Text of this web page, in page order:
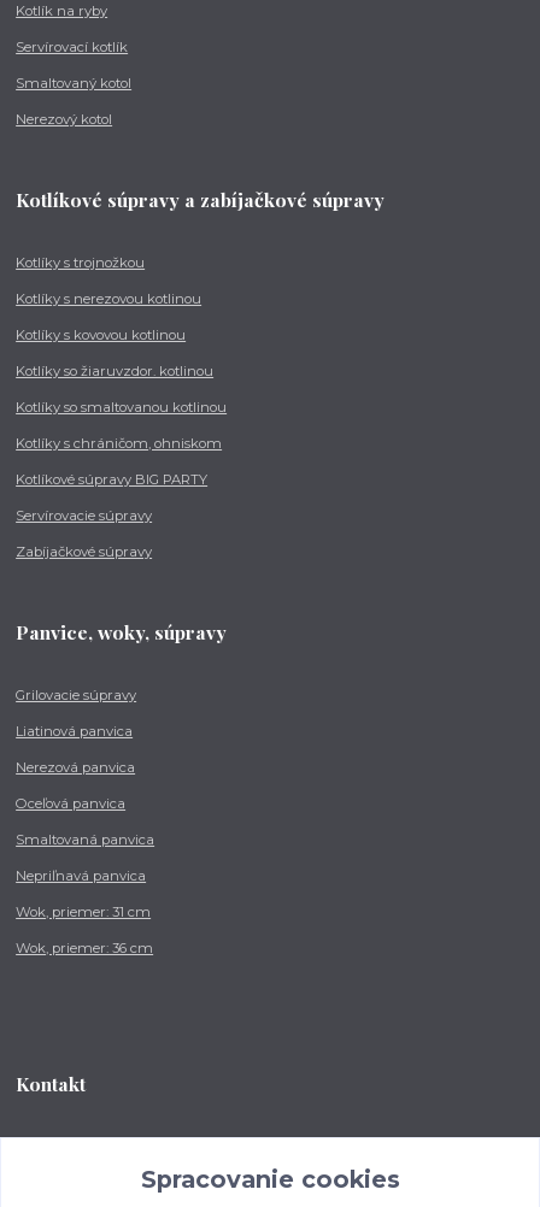
Kotlík na ryby
Servírovací kotlík
Smaltovaný kotol
Nerezový kotol
Kotlíkové súpravy a zabíjačkové súpravy
Kotlíky s trojnožkou
Kotlíky s nerezovou kotlinou
Kotlíky s kovovou kotlinou
Kotlíky so žiaruvzdor. kotlinou
Kotlíky so smaltovanou kotlinou
Kotlíky s chráničom, ohniskom
Kotlíkové súpravy BIG PARTY
Servírovacie súpravy
Zabíjačkové súpravy
Panvice, woky, súpravy
Grilovacie súpravy
Liatinová panvica
Nerezová panvica
Oceľová panvica
Smaltovaná panvica
Nepriľnavá panvica
Wok, priemer: 31 cm
Wok, priemer: 36 cm
Kontakt
od 8:00 - do 16:00 hodSpracovanie cookies